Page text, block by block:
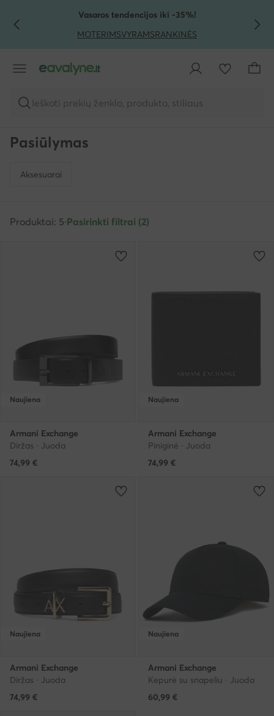
PEREITI PRIE PAGRINDINIO TURINIO
PEREITI Į PAIEŠKĄVasaros tendencijos iki -35%!
MOTERIMSVYRAMSRANKINĖS
Ieškoti prekių ženklo, produkto, stiliaus
Pasiūlymas
Aksesuarai
Produktai: 5·Pasirinkti filtrai (2)
Naujiena
Armani Exchange
Diržas · Juoda
74,99 €
Naujiena
Armani Exchange
Piniginė · Juoda
74,99 €
Naujiena
Armani Exchange
Diržas · Juoda
74,99 €
Naujiena
Armani Exchange
Kepurė su snapeliu · Juoda
60,99 €